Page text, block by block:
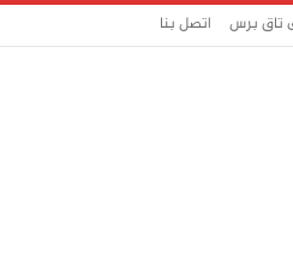
تاق برس اتصل بنا